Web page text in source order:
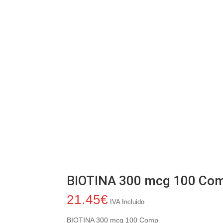
BIOTINA 300 mcg 100
21.45€ IVA Incluido
BIOTINA 300 mcg 100 Comp